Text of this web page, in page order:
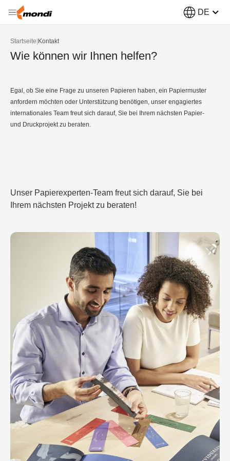
DE
Startseite Kontakt
Wie können wir Ihnen helfen?
Egal, ob Sie eine Frage zu unseren Papieren haben, ein Papiermuster
anfordern möchten oder Unterstützung benötigen, unser engagiertes
internationales Team freut sich darauf, Sie bei Ihrem nächsten Papier-
und Druckprojekt zu beraten.
Unser Papierexperten-Team freut sich darauf, Sie bei
Ihrem nächsten Projekt zu beraten!